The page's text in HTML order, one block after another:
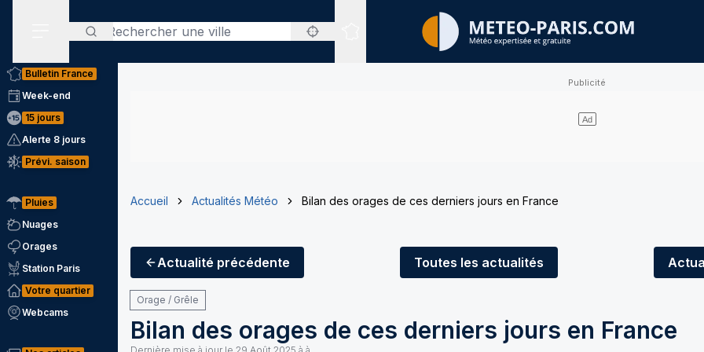
Rechercher
Sites expertisés
Bulletin France
Week-end
15 jours
Alerte 8 jours
Prévi. saison
Pluies
Nuages
Orages
Station Paris
Votre quartier
Webcams
Accueil Actualités Météo Bilan des orages de ces derniers jours en France
Actualité précédente Toutes les actualités
Orage / Grêle
Bilan des orages de ces derniers jours en France